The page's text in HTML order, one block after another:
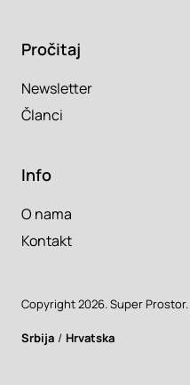
Pročitaj
Newsletter
Članci
Info
O nama
Kontakt
Copyright 2026. Super Prostor.
Srbija / Hrvatska